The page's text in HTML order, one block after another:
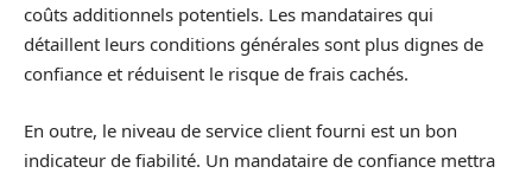
coûts additionnels potentiels. Les mandataires qui
détaillent leurs conditions générales sont plus dignes de
confiance et réduisent le risque de frais cachés.
En outre, le niveau de service client fourni est un bon
indicateur de fiabilité. Un mandataire de confiance mettra